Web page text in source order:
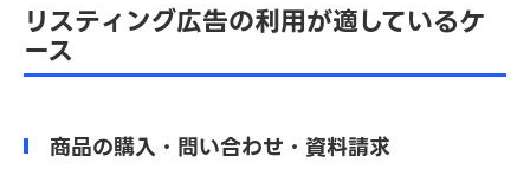
リスティング広告の利用が適しているケ
ース
商品の購入・問い合わせ・資料請求